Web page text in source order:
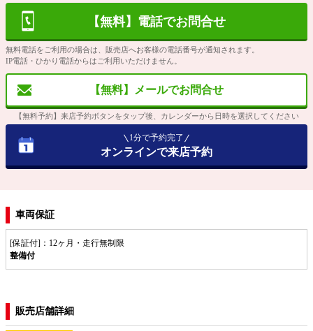
【無料】電話でお問合せ
無料電話をご利用の場合は、販売店へお客様の電話番号が通知されます。
IP電話・ひかり電話からはご利用いただけません。
【無料】メールでお問合せ
【無料予約】来店予約ボタンをタップ後、カレンダーから日時を選択してください
1分で予約完了
オンラインで来店予約
車両保証
[保証付]：12ヶ月・走行無制限
整備付
販売店舗詳細